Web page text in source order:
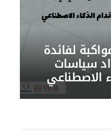
لفائدة
سياسات
الاصطناعي